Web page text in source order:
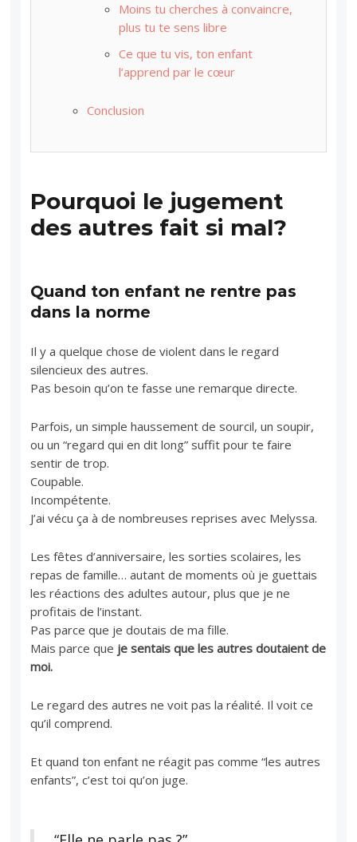
Moins tu cherches à convaincre,
plus tu te sens libre
Ce que tu vis, ton enfant
l’apprend par le cœur
Conclusion
Pourquoi le jugement
des autres fait si mal?
Quand ton enfant ne rentre pas
dans la norme
Il y a quelque chose de violent dans le regard
silencieux des autres.
Pas besoin qu’on te fasse une remarque directe.
Parfois, un simple haussement de sourcil, un soupir,
ou un “regard qui en dit long” suffit pour te faire
sentir de trop.
Coupable.
Incompétente.
J’ai vécu ça à de nombreuses reprises avec Melyssa.
Les fêtes d’anniversaire, les sorties scolaires, les
repas de famille… autant de moments où je guettais
les réactions des adultes autour, plus que je ne
profitais de l’instant.
Pas parce que je doutais de ma fille.
Mais parce que je sentais que les autres doutaient de
moi.
Le regard des autres ne voit pas la réalité. Il voit ce
qu’il comprend.
Et quand ton enfant ne réagit pas comme “les autres
enfants”, c’est toi qu’on juge.